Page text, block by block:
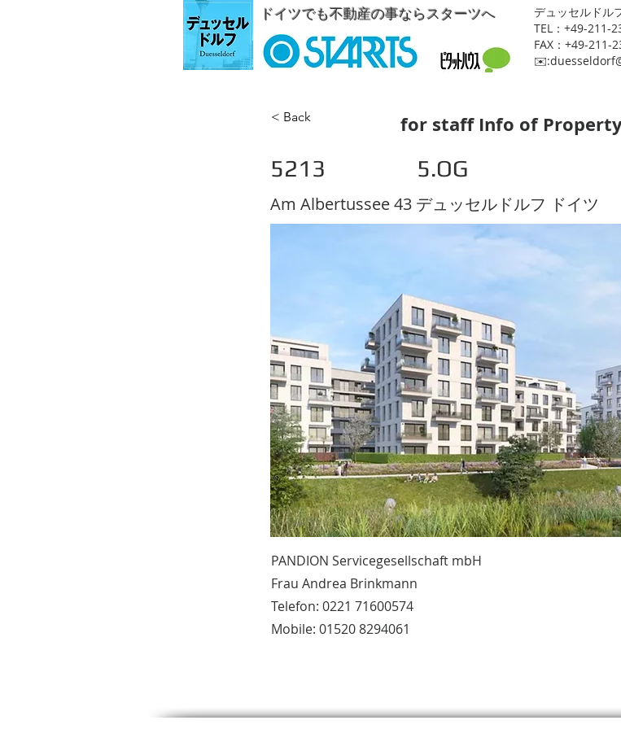
ドイツでも不動産の事ならスターツへ
デュッセルドル
TEL：+49-211-
FAX：+49-211-
​✉️:
< Back
5213
for staff Info of
5.OG
Am Albertussee 43 デュッセルドルフ ドイツ
PANDION Servicegesellschaft mbH
Frau Andrea Brinkmann
Telefon: 0221 71600574
Mobile: 01520 8294061